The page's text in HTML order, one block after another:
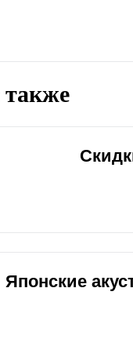
Японские